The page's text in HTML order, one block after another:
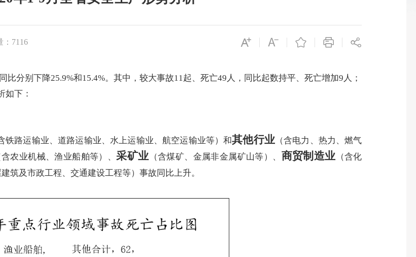
：7116
别下降25.9%和15.4%。其中，较大事故11起、死亡49人，同比起数持平、死亡增加9人；
如下：
铁路运输业、道路运输业、水上运输业、航空运输业等）和其他行业 （含电力、热力、燃气
含农业机械、渔业船舶等）、采矿业 （含煤矿、金属非金属矿山等）、 商贸制造业 （含化
筑及市政工程、交通建设工程等）事故同比上升。